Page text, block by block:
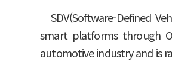
SDV(Software-Defined
smart platforms through
automotive industry and is